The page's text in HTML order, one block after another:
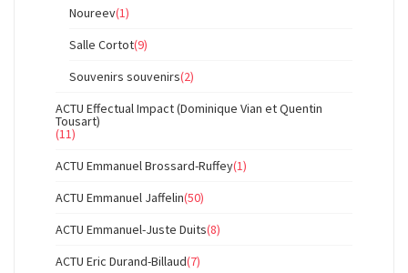
Noureev(1)
Salle Cortot(9)
Souvenirs souvenirs(2)
ACTU Effectual Impact (Dominique Vian et Quentin
Tousart)
(11)
ACTU Emmanuel Brossard-Ruffey(1)
ACTU Emmanuel Jaffelin(50)
ACTU Emmanuel-Juste Duits(8)
ACTU Eric Durand-Billaud(7)